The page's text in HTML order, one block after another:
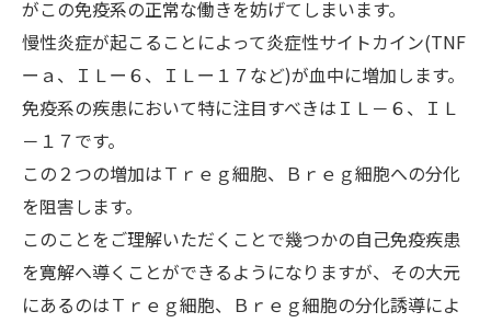
がこの免疫系の正常な働きを妨げてしまいます。
慢性炎症が起こることによって炎症性サイトカイン(TNF
ーａ、ＩＬー６、ＩＬー１７など)が血中に増加します。
免疫系の疾患において特に注目すべきはＩＬ－６、ＩＬ
－１７です。
この２つの増加はＴｒｅｇ細胞、Ｂｒｅｇ細胞への分化
を阻害します。
このことをご理解いただくことで幾つかの自己免疫疾患
を寛解へ導くことができるようになりますが、その大元
にあるのはＴｒｅｇ細胞、Ｂｒｅｇ細胞の分化誘導によ